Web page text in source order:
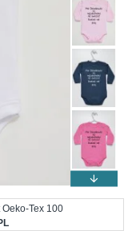
Oeko-Tex 100